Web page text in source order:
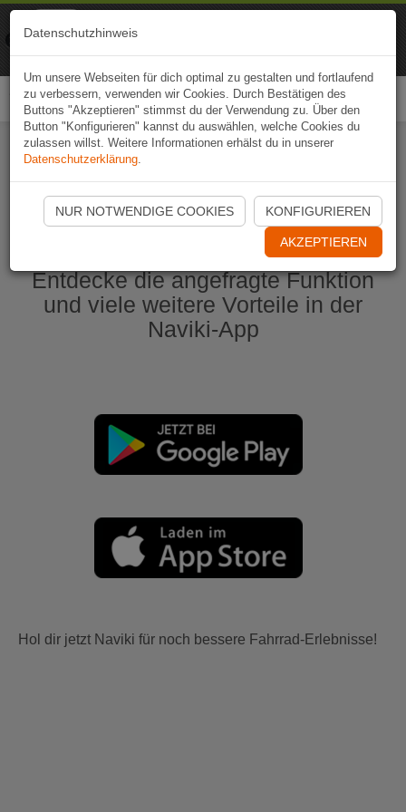
Naviki App jetzt öffnen
Entdecke die angefragte Funktion
und viele weitere Vorteile in der
Naviki-App
Hol dir jetzt Naviki für noch bessere Fahrrad-Erlebnisse!
Datenschutzhinweis
Um unsere Webseiten für dich optimal zu gestalten und fortlaufend
zu verbessern, verwenden wir Cookies. Durch Bestätigen des
Buttons "Akzeptieren" stimmst du der Verwendung zu. Über den
Button "Konfigurieren" kannst du auswählen, welche Cookies du
zulassen willst. Weitere Informationen erhälst du in unserer
Datenschutzerklärung.
NUR NOTWENDIGE COOKIES KONFIGURIEREN
AKZEPTIEREN
Naviki